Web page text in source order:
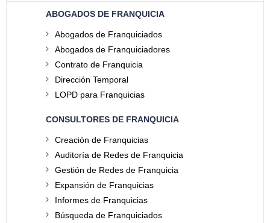
ABOGADOS DE FRANQUICIA
Abogados de Franquiciados
Abogados de Franquiciadores
Contrato de Franquicia
Dirección Temporal
LOPD para Franquicias
CONSULTORES DE FRANQUICIA
Creación de Franquicias
Auditoría de Redes de Franquicia
Gestión de Redes de Franquicia
Expansión de Franquicias
Informes de Franquicias
Búsqueda de Franquiciados